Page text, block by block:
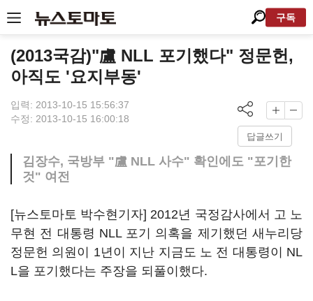
구독
(2013국감)"盧 NLL 포기했다" 정문헌,
아직도 '요지부동'
입력: 2013-10-15 15:56:37
수정: 2013-10-15 16:00:18
답글쓰기
김장수, 국방부 "盧 NLL 사수" 확인에도 "포기한
것" 여전
[뉴스토마토 박수현기자] 2012년 국정감사에서 고 노
무현 전 대통령 NLL 포기 의혹을 제기했던 새누리당
정문헌 의원이 1년이 지난 지금도 노 전 대통령이 NL
L을 포기했다는 주장을 되풀이했다.